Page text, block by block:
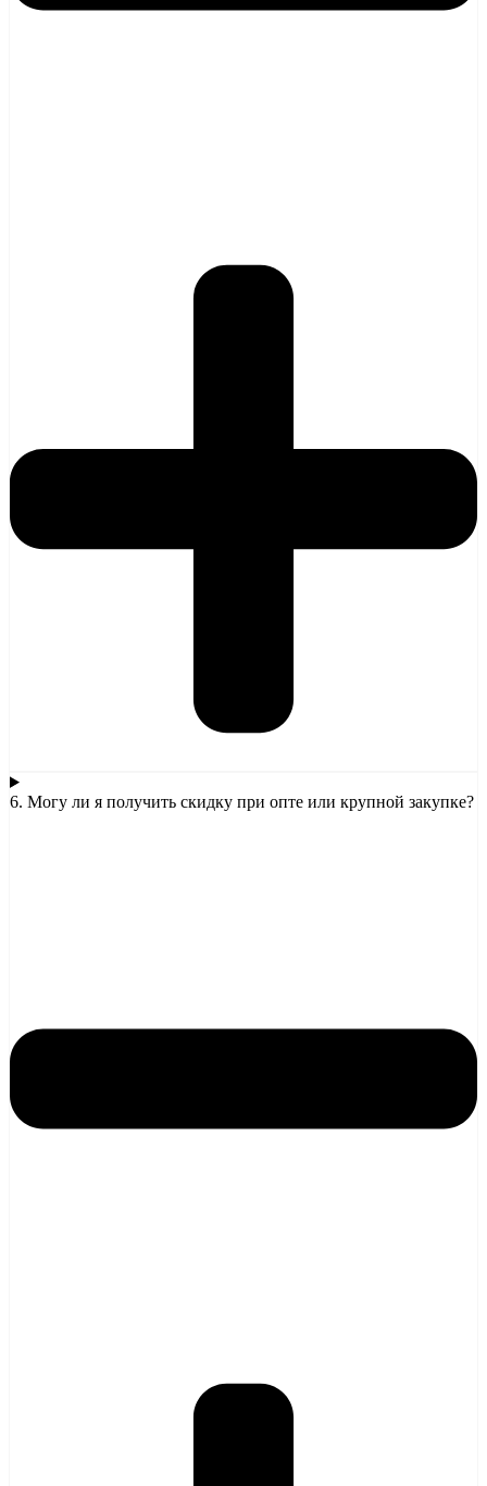
6. Могу ли я получить скидку при опте или крупной закупке?